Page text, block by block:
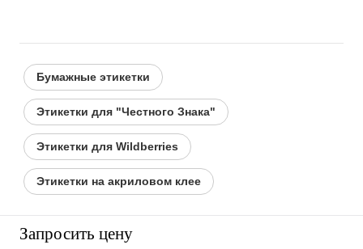
Бумажные этикетки
Этикетки для "Честного Знака"
Этикетки для Wildberries
Этикетки на акриловом клее
Запросить цену